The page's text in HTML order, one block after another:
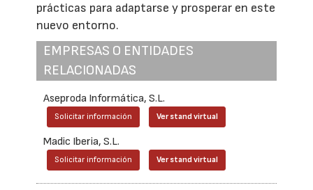
prácticas para adaptarse y prosperar en este
nuevo entorno.
EMPRESAS O ENTIDADES
RELACIONADAS
Aseproda Informática, S.L.
Solicitar información Ver stand virtual
Madic Iberia, S.L.
Solicitar información Ver stand virtual